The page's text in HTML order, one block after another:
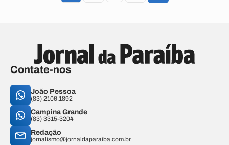
Contate-nos
João Pessoa
(83) 2106.1892
Campina Grande
(83) 3315-3204
Redação
jornalismo@jornaldaparaiba.com.br